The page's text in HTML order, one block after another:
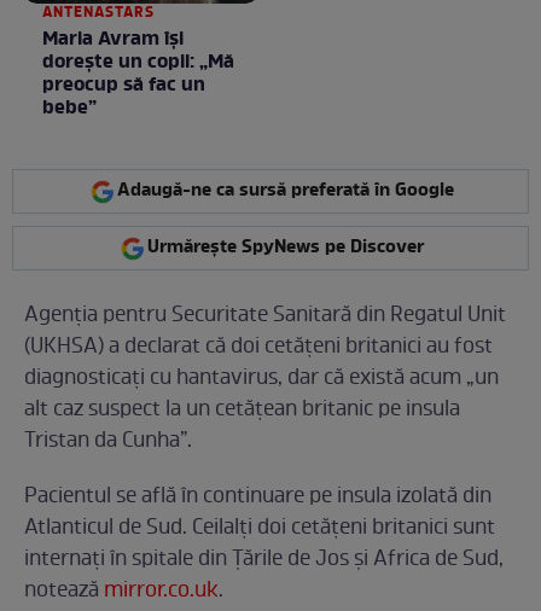
ANTENASTARS
Maria Avram își
dorește un copil: „Mă
preocup să fac un
bebe”
Adaugă-ne ca sursă preferată în Google
Urmărește SpyNews pe Discover
Agenția pentru Securitate Sanitară din Regatul Unit
(UKHSA) a declarat că doi cetățeni britanici au fost
diagnosticați cu hantavirus, dar că există acum „un
alt caz suspect la un cetățean britanic pe insula
Tristan da Cunha”.
Pacientul se află în continuare pe insula izolată din
Atlanticul de Sud. Ceilalți doi cetățeni britanici sunt
internați în spitale din Țările de Jos și Africa de Sud,
notează mirror.co.uk.